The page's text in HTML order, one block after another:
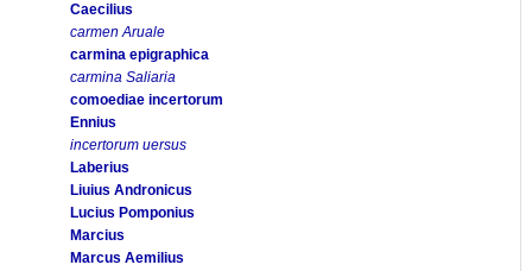
Caecilius
carmen Aruale
carmina epigraphica
carmina Saliaria
comoediae incertorum
Ennius
incertorum uersus
Laberius
Liuius Andronicus
Lucius Pomponius
Marcius
Marcus Aemilius